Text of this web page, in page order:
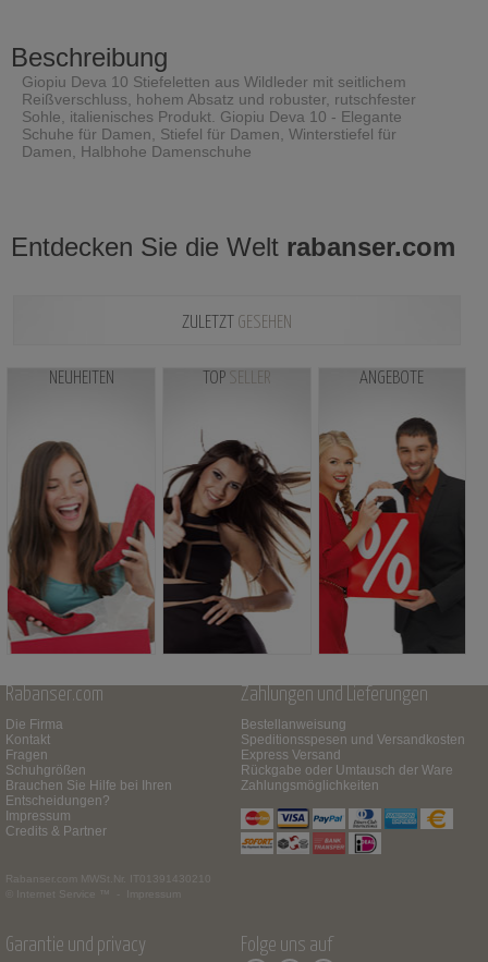
Beschreibung
Giopiu Deva 10 Stiefeletten aus Wildleder mit seitlichem
Reißverschluss, hohem Absatz und robuster, rutschfester
Sohle, italienisches Produkt. Giopiu Deva 10 - Elegante
Schuhe für Damen, Stiefel für Damen, Winterstiefel für
Damen, Halbhohe Damenschuhe
Entdecken Sie die Welt rabanser.com
ZULETZT GESEHEN
NEUHEITEN TOP SELLER ANGEBOTE
Rabanser.com
Die Firma
Kontakt
Fragen
Schuhgrößen
Brauchen Sie Hilfe bei Ihren
Entscheidungen?
Impressum
Credits & Partner
Rabanser.com
MWSt.Nr. IT01391430210
© Internet Service ™ -
Impressum
Zahlungen und Lieferungen
Bestellanweisung
Speditionsspesen und Versandkosten
Express Versand
Rückgabe oder Umtausch der Ware
Zahlungsmöglichkeiten
Garantie und privacy Folge uns auf